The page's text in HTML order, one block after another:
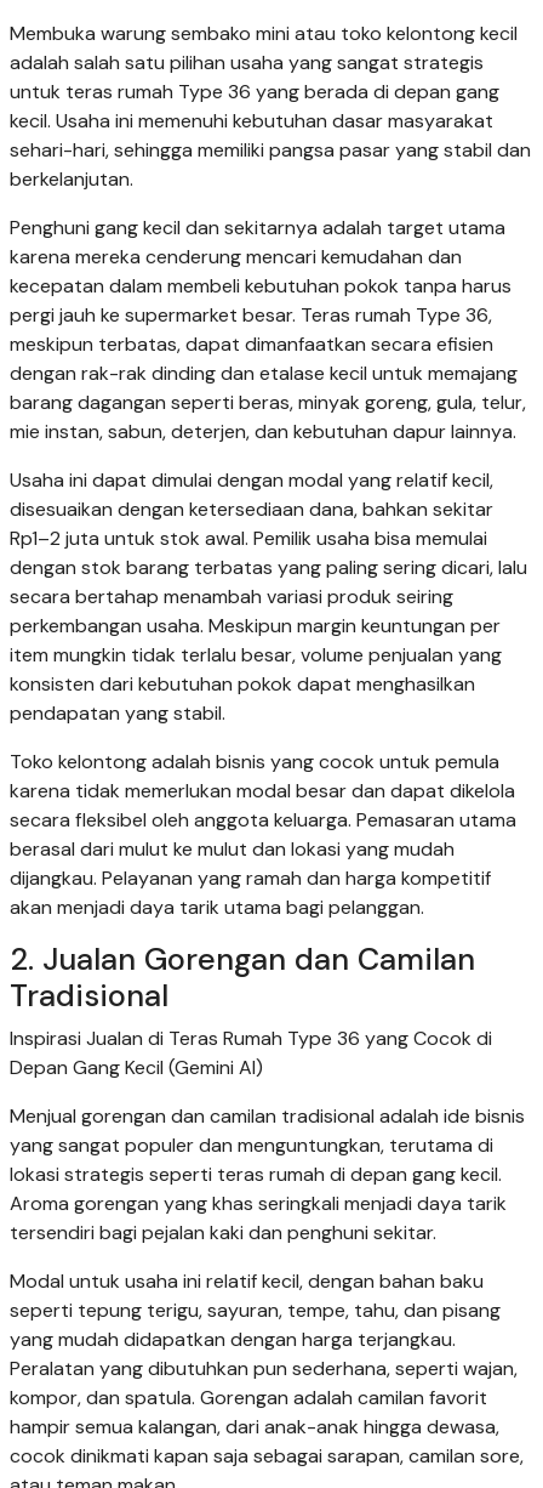
Membuka warung sembako mini atau toko kelontong kecil
adalah salah satu pilihan usaha yang sangat strategis
untuk teras rumah Type 36 yang berada di depan gang
kecil. Usaha ini memenuhi kebutuhan dasar masyarakat
sehari-hari, sehingga memiliki pangsa pasar yang stabil dan
berkelanjutan.
Penghuni gang kecil dan sekitarnya adalah target utama
karena mereka cenderung mencari kemudahan dan
kecepatan dalam membeli kebutuhan pokok tanpa harus
pergi jauh ke supermarket besar. Teras rumah Type 36,
meskipun terbatas, dapat dimanfaatkan secara efisien
dengan rak-rak dinding dan etalase kecil untuk memajang
barang dagangan seperti beras, minyak goreng, gula, telur,
mie instan, sabun, deterjen, dan kebutuhan dapur lainnya.
Usaha ini dapat dimulai dengan modal yang relatif kecil,
disesuaikan dengan ketersediaan dana, bahkan sekitar
Rp1–2 juta untuk stok awal. Pemilik usaha bisa memulai
dengan stok barang terbatas yang paling sering dicari, lalu
secara bertahap menambah variasi produk seiring
perkembangan usaha. Meskipun margin keuntungan per
item mungkin tidak terlalu besar, volume penjualan yang
konsisten dari kebutuhan pokok dapat menghasilkan
pendapatan yang stabil.
Toko kelontong adalah bisnis yang cocok untuk pemula
karena tidak memerlukan modal besar dan dapat dikelola
secara fleksibel oleh anggota keluarga. Pemasaran utama
berasal dari mulut ke mulut dan lokasi yang mudah
dijangkau. Pelayanan yang ramah dan harga kompetitif
akan menjadi daya tarik utama bagi pelanggan.
2. Jualan Gorengan dan Camilan
Tradisional
Inspirasi Jualan di Teras Rumah Type 36 yang Cocok di
Depan Gang Kecil (Gemini AI)
Menjual gorengan dan camilan tradisional adalah ide bisnis
yang sangat populer dan menguntungkan, terutama di
lokasi strategis seperti teras rumah di depan gang kecil.
Aroma gorengan yang khas seringkali menjadi daya tarik
tersendiri bagi pejalan kaki dan penghuni sekitar.
Modal untuk usaha ini relatif kecil, dengan bahan baku
seperti tepung terigu, sayuran, tempe, tahu, dan pisang
yang mudah didapatkan dengan harga terjangkau.
Peralatan yang dibutuhkan pun sederhana, seperti wajan,
kompor, dan spatula. Gorengan adalah camilan favorit
hampir semua kalangan, dari anak-anak hingga dewasa,
cocok dinikmati kapan saja sebagai sarapan, camilan sore,